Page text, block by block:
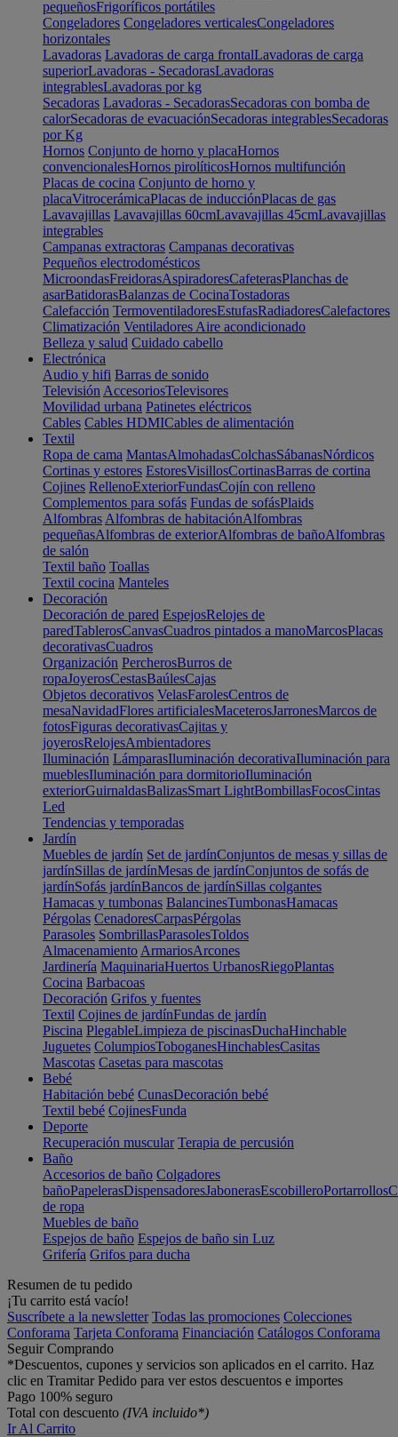
pequeñosFrigoríficos portátiles
Congeladores Congeladores verticalesCongeladores
horizontales
Lavadoras Lavadoras de carga frontalLavadoras de carga
superiorLavadoras - SecadorasLavadoras
integrablesLavadoras por kg
Secadoras Lavadoras - SecadorasSecadoras con bomba de
calorSecadoras de evacuaciónSecadoras integrablesSecadoras
por Kg
Hornos Conjunto de horno y placaHornos
convencionalesHornos pirolíticosHornos multifunción
Placas de cocina Conjunto de horno y
placaVitrocerámicaPlacas de inducciónPlacas de gas
Lavavajillas Lavavajillas 60cmLavavajillas 45cmLavavajillas
integrables
Campanas extractoras Campanas decorativas
Pequeños electrodomésticos
MicroondasFreidorasAspiradoresCafeterasPlanchas de
asarBatidorasBalanzas de CocinaTostadoras
Calefacción TermoventiladoresEstufasRadiadoresCalefactores
Climatización Ventiladores Aire acondicionado
Belleza y salud Cuidado cabello
Electrónica
Audio y hifi Barras de sonido
Televisión AccesoriosTelevisores
Movilidad urbana Patinetes eléctricos
Cables Cables HDMICables de alimentación
Textil
Ropa de cama MantasAlmohadasColchasSábanasNórdicos
Cortinas y estores EstoresVisillosCortinasBarras de cortina
Cojines RellenoExteriorFundasCojín con relleno
Complementos para sofás Fundas de sofásPlaids
Alfombras Alfombras de habitaciónAlfombras
pequeñasAlfombras de exteriorAlfombras de bañoAlfombras
de salón
Textil baño Toallas
Textil cocina Manteles
Decoración
Decoración de pared EspejosRelojes de
paredTablerosCanvasCuadros pintados a manoMarcosPlacas
decorativasCuadros
Organización PercherosBurros de
ropaJoyerosCestasBaúlesCajas
Objetos decorativos VelasFarolesCentros de
mesaNavidadFlores artificialesMaceterosJarronesMarcos de
fotosFiguras decorativasCajitas y
joyerosRelojesAmbientadores
Iluminación LámparasIluminación decorativaIluminación para
mueblesIluminación para dormitorioIluminación
exteriorGuirnaldasBalizasSmart LightBombillasFocosCintas
Led
Tendencias y temporadas
Jardín
Muebles de jardín Set de jardínConjuntos de mesas y sillas de
jardínSillas de jardínMesas de jardínConjuntos de sofás de
jardínSofás jardínBancos de jardínSillas colgantes
Hamacas y tumbonas BalancinesTumbonasHamacas
Pérgolas CenadoresCarpasPérgolas
Parasoles SombrillasParasolesToldos
Almacenamiento ArmariosArcones
Jardinería MaquinariaHuertos UrbanosRiegoPlantas
Cocina Barbacoas
Decoración Grifos y fuentes
Textil Cojines de jardínFundas de jardín
Piscina PlegableLimpieza de piscinasDuchaHinchable
Juguetes ColumpiosToboganesHinchablesCasitas
Mascotas Casetas para mascotas
Bebé
Habitación bebé CunasDecoración bebé
Textil bebé CojinesFunda
Deporte
Recuperación muscular Terapia de percusión
Baño
Accesorios de baño Colgadores
bañoPapelerasDispensadoresJabonerasEscobilleroPortarrollos
de ropa
Muebles de baño
Espejos de baño Espejos de baño sin Luz
Grifería Grifos para ducha
Resumen de tu pedido
¡Tu carrito está vacío!
Suscríbete a la newsletter Todas las promociones Colecciones
Conforama Tarjeta Conforama Financiación Catálogos Conforama
Seguir Comprando
*Descuentos, cupones y servicios son aplicados en el carrito. Haz
clic en Tramitar Pedido para ver estos descuentos e importes
Pago 100% seguro
Total con descuento (IVA incluido*)
Ir Al Carrito